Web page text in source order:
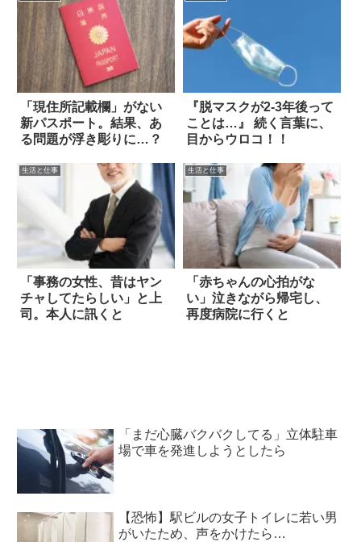
「現住所記載欄」がない
新パスポート。結果、あ
る問題が浮き彫りに…？
『脱マスクが2-3年後って
ことは…』 続く言葉に、
目からウロコ！！
生活と仕事
「事務の女性、昔はヤン
チャしてたらしい」と上
司。本人に訊くと
生活と仕事
「赤ちゃんの心拍がな
い」泣きながら帰宅し、
再度病院に行くと
「まだ心臓バクバクしてる」立体駐車
場で車を発進しようとしたら
【恐怖】駅ビルの女子トイレに若い男
がいたため、声をかけたら…